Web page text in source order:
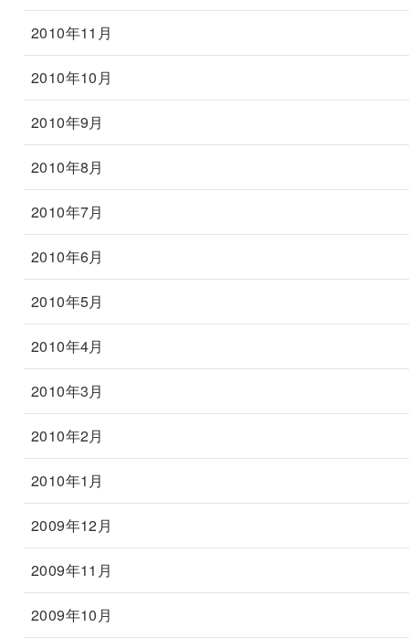
2010年11月
2010年10月
2010年9月
2010年8月
2010年7月
2010年6月
2010年5月
2010年4月
2010年3月
2010年2月
2010年1月
2009年12月
2009年11月
2009年10月